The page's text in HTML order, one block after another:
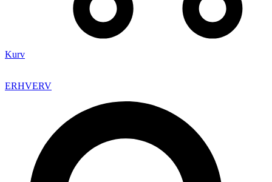
Kurv
ERHVERV